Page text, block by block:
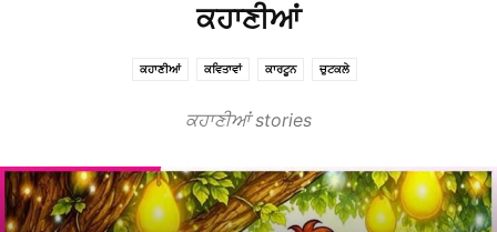
ਕਹਾਣੀਆਂ
ਕਹਾਣੀਆਂ ਕਵਿਤਾਵਾਂ ਕਾਰਟੂਨ ਚੁਟਕਲੇ
ਕਹਾਣੀਆਂ stories